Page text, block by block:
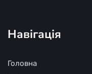
Навігація
Головна